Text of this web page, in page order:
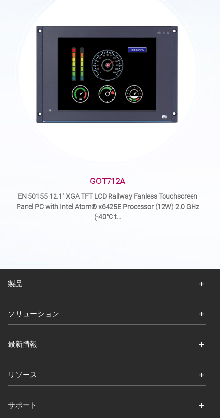
GOT712A
EN 50155 12.1" XGA TFT LCD Railway Fanless Touchscreen
Panel PC with Intel Atom® x6425E Processor (12W) 2.0 GHz
(-40°C t...
製品
ソリューション
最新情報
リソース
サポート